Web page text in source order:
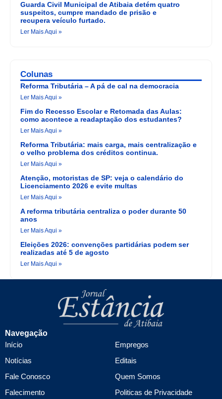
Guarda Civil Municipal de Atibaia detém quatro
suspeitos, cumpre mandado de prisão e
recupera veículo furtado.
Ler Mais Aqui »
Colunas
Reforma Tributária – A pá de cal na democracia
Ler Mais Aqui »
Fim do Recesso Escolar e Retomada das Aulas:
como acontece a readaptação dos estudantes?
Ler Mais Aqui »
Reforma Tributária: mais carga, mais centralização e
o velho problema dos créditos continua.
Ler Mais Aqui »
Atenção, motoristas de SP: veja o calendário do
Licenciamento 2026 e evite multas
Ler Mais Aqui »
A reforma tributária centraliza o poder durante 50
anos
Ler Mais Aqui »
Eleições 2026: convenções partidárias podem ser
realizadas até 5 de agosto
Ler Mais Aqui »
Navegação
Início
Notícias
Fale Conosco
Falecimento
Empregos
Editais
Quem Somos
Politicas de Privacidade